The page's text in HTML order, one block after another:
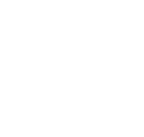
물결
동